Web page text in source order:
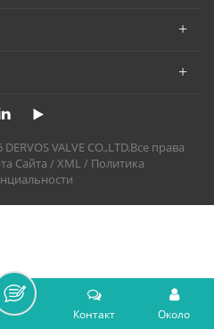
VALVE CO.,LTD.Все права
Сайта /XML/ Политика
Около
Контакт